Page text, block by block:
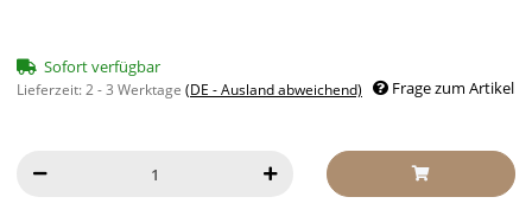
Sofort verfügbar
Lieferzeit:2 - 3 Werktage (DE - Ausland abweichend) Frage zum Artikel